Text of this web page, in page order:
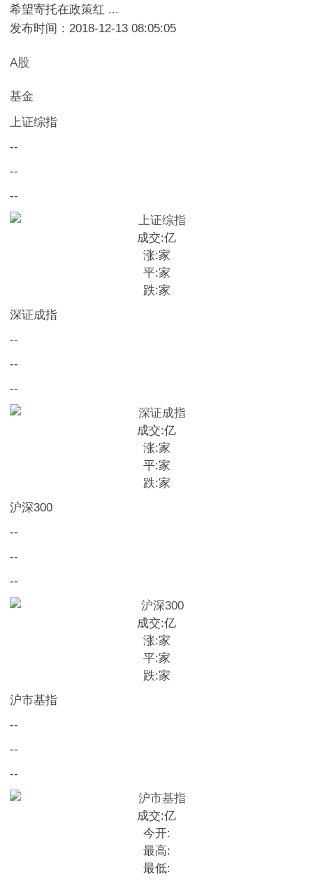
希望寄托在政策红 ...
发布时间：2018-12-13 08:05:05
A股
基金
上证综指
--
--
--
成交:亿
涨:家
平:家
跌:家
深证成指
--
--
--
成交:亿
涨:家
平:家
跌:家
沪深300
--
--
--
成交:亿
涨:家
平:家
跌:家
沪市基指
--
--
--
成交:亿
今开:
最高:
最低: